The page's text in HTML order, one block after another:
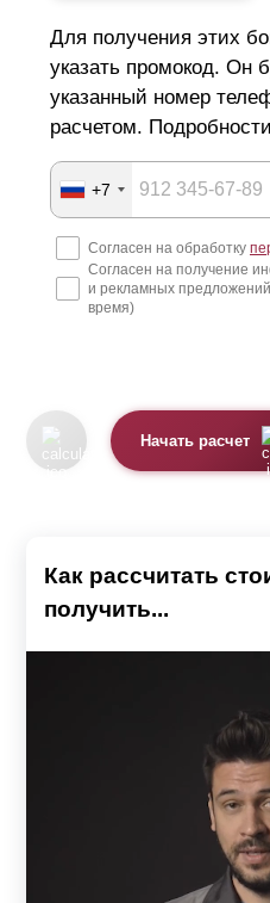
Для получения этих
указать промокод. Он
указанный номер
расчетом.
+7
Согласен на обработку
Согласен на получение
и рекламных
время)
Начать расчет
Как рассчитать
получить...